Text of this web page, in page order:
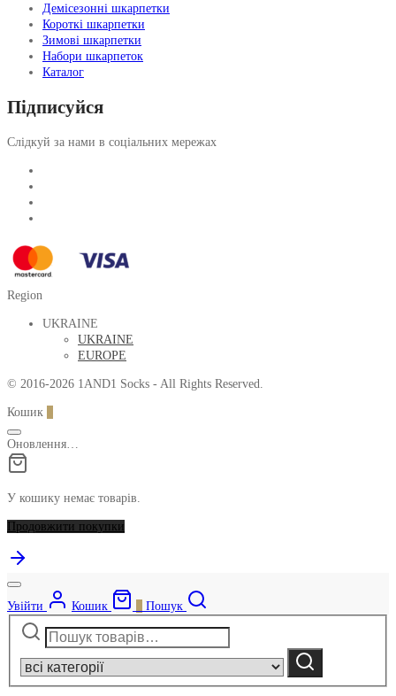
Демісезонні шкарпетки
Короткі шкарпетки
Зимові шкарпетки
Набори шкарпеток
Каталог
Підписуйся
Слідкуй за нами в соціальних мережах
Region
UKRAINE
UKRAINE
EUROPE
© 2016-2026 1AND1 Socks - All Rights Reserved.
Кошик
Оновлення…
У кошику немає товарів.
Продовжити покупки
Увійти Кошик
Пошук
Шукати:
category:
Шукати